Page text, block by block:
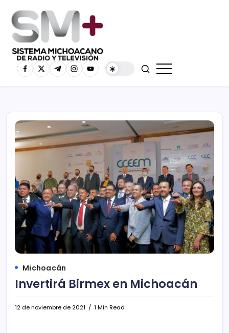
Michoacán
Invertirá Birmex en Michoacán
12 de noviembre de 2021 1 Min Read